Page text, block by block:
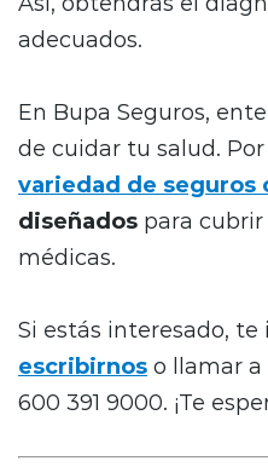
adecuados.
En Bupa Seguros,
de cuidar tu salud.
variedad de seguros
diseñados para
médicas.
Si estás interesado, te
escribirnos o llamar
600 391 9000. ¡Te